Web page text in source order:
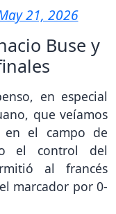
21, 2026
Buse y
en especial
que veíamos
en el campo de
el control del
al francés
marcador por 0-